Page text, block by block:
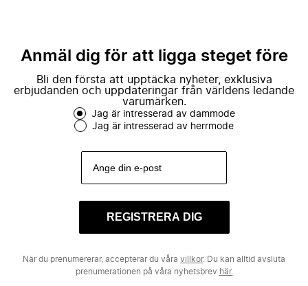
Anmäl dig för att ligga steget före
Bli den första att upptäcka nyheter, exklusiva
erbjudanden och uppdateringar från världens ledande
varumärken.
Jag är intresserad av dammode
Jag är intresserad av herrmode
REGISTRERA DIG
När du prenumererar, accepterar du våra villkor. Du kan alltid avsluta
prenumerationen på våra nyhetsbrev här.